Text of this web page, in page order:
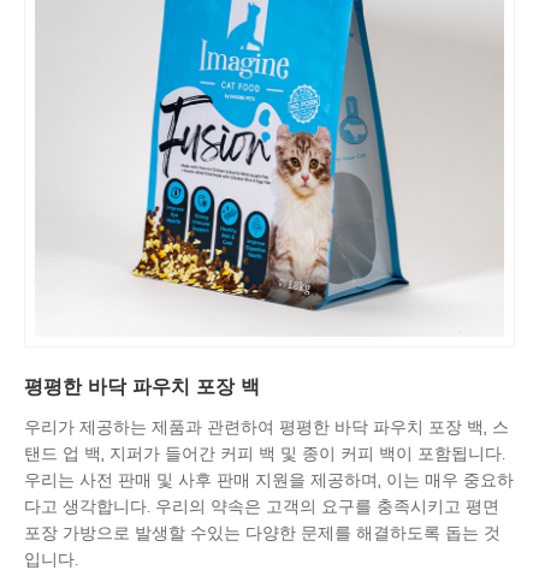
평평한 바닥 파우치 포장 백
우리가 제공하는 제품과 관련하여 평평한 바닥 파우치 포장 백, 스
탠드 업 백, 지퍼가 들어간 커피 백 및 종이 커피 백이 포함됩니다.
우리는 사전 판매 및 사후 판매 지원을 제공하며, 이는 매우 중요하
다고 생각합니다. 우리의 약속은 고객의 요구를 충족시키고 평면
포장 가방으로 발생할 수있는 다양한 문제를 해결하도록 돕는 것
입니다.